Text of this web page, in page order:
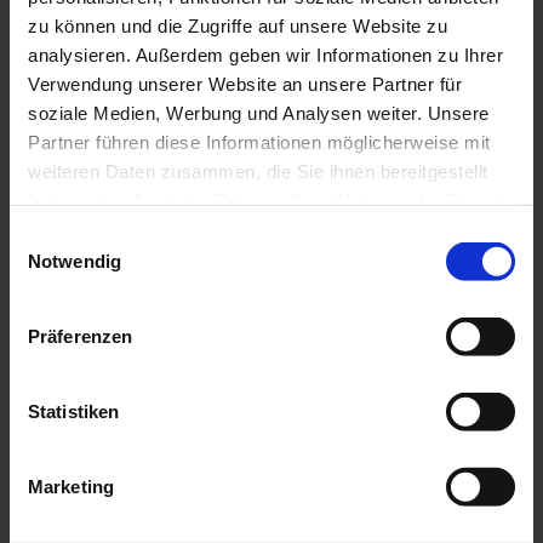
zu können und die Zugriffe auf unsere Website zu
analysieren. Außerdem geben wir Informationen zu Ihrer
Verwendung unserer Website an unsere Partner für
soziale Medien, Werbung und Analysen weiter. Unsere
Partner führen diese Informationen möglicherweise mit
weiteren Daten zusammen, die Sie ihnen bereitgestellt
derDatenschutzerklärung
. Mit einem Klick auf Alle
Notwendig
Präferenzen
Statistiken
Marketing
Anrede
Nachname